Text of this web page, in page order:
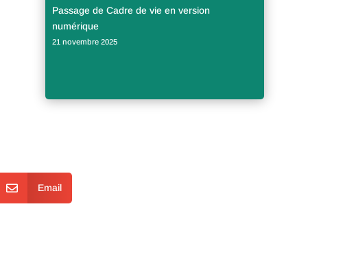
Passage de Cadre de vie en version
numérique
21 novembre 2025
 Email